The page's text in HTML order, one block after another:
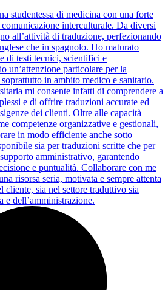
studentessa di medicina con una forte
interculturale. Da diversi
all’attività di traduzione, perfezionando
che in spagnolo. Ho maturato
di testi tecnici, scientifici e
un’attenzione particolare per la
in ambito medico e sanitario.
mi consente infatti di comprendere a
e di offrire traduzioni accurate ed
dei clienti. Oltre alle capacità
competenze organizzative e gestionali,
in modo efficiente anche sotto
sia per traduzioni scritte che per
amministrativo, garantendo
e puntualità. Collaborare con me
risorsa seria, motivata e sempre attenta
cliente, sia nel settore traduttivo sia
e dell’amministrazione.